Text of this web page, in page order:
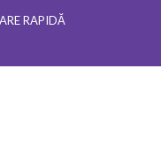
RAPIDĂ